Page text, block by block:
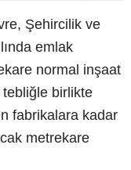
Şehircilik ve
emlak
normal inşaat
tebliğle birlikte
fabrikalara kadar
metrekare